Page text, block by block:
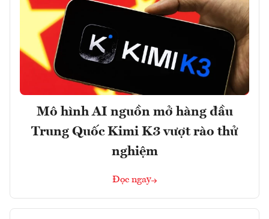
Mô hình AI nguồn mở hàng đầu
Trung Quốc Kimi K3 vượt rào thử
nghiệm
Đọc ngay